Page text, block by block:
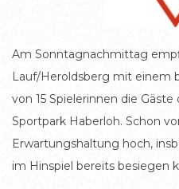
Am Sonntagnachmittag
Lauf/Heroldsberg mit einem
von 15 Spielerinnen die
Sportpark Haberloh. Schon
Erwartungshaltung hoch,
im Hinspiel bereits besiegen